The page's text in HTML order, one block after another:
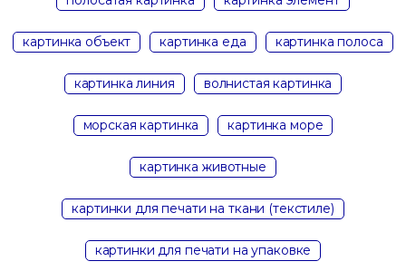
картинка объект картинка еда картинка полоса
картинка линия волнистая картинка
морская картинка картинка море
картинка животные
картинки для печати на ткани (текстиле)
картинки для печати на упаковке